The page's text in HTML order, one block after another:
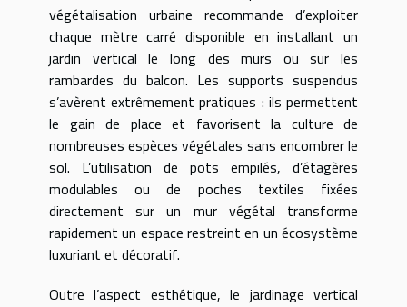
végétalisation urbaine recommande d’exploiter
chaque mètre carré disponible en installant un
jardin vertical le long des murs ou sur les
rambardes du balcon. Les supports suspendus
s’avèrent extrêmement pratiques : ils permettent
le gain de place et favorisent la culture de
nombreuses espèces végétales sans encombrer le
sol. L’utilisation de pots empilés, d’étagères
modulables ou de poches textiles fixées
directement sur un mur végétal transforme
rapidement un espace restreint en un écosystème
luxuriant et décoratif.
Outre l’aspect esthétique, le jardinage vertical